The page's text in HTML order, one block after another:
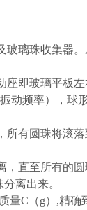
璃珠收集器
即玻璃平板
动频率），球
有圆珠将滚落
直至所有的圆
离出来。
C（g）,精确